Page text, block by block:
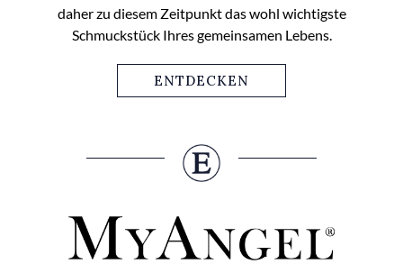
daher zu diesem Zeitpunkt das wohl wichtigste
Schmuckstück Ihres gemeinsamen Lebens.
ENTDECKEN